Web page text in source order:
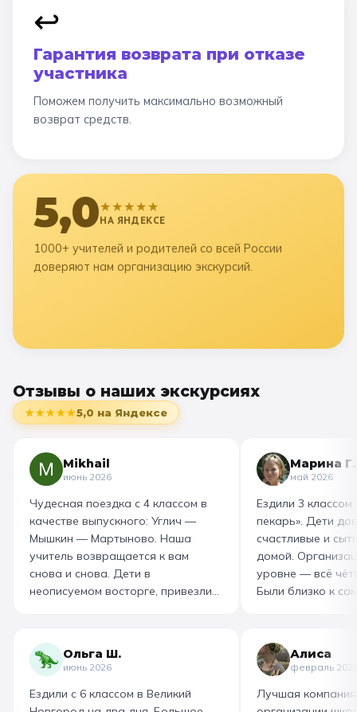
↩️
Гарантия возврата при отказе
участника
Поможем получить максимально возможный
возврат средств.
5,0★★★★★
НА ЯНДЕКСЕ
1000+ учителей и родителей со всей России
доверяют нам организацию экскурсий.
Отзывы о наших экскурсиях
★★★★★5,0 на Яндексе
Mikhail
июнь 2026
Чудесная поездка с 4 классом в
качестве выпускного: Углич —
Мышкин — Мартыново. Наша
учитель возвращается к вам
снова и снова. Дети в
неописуемом восторге, привезли
маршрут для себя, настолько
интересно и насыщенно было.
Огромная благодарность
организатору! Вы лучшие: от
Марина Г.
май 2026
Ездили 3 классом
пекарь». Дети
счастливые и
домой.
уровне — всё
Были близко к
гигантский
изготовили
слоёного теста,
со скоморохом,
Ольга Ш.
июнь 2026
Ездили с 6 классом в Великий
Алиса
февраль
Лучшая